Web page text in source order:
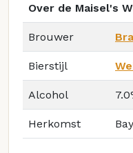
Over de Maisel's
Brouwer
Bierstijl
Alcohol
Herkomst